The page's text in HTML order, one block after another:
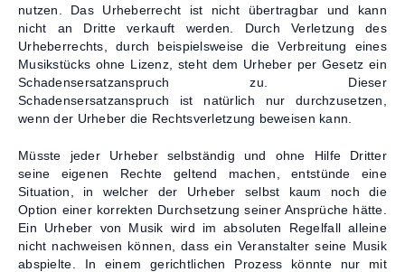
nutzen. Das Urheberrecht ist nicht übertragbar und kann
nicht an Dritte verkauft werden. Durch Verletzung des
Urheberrechts, durch beispielsweise die Verbreitung eines
Musikstücks ohne Lizenz, steht dem Urheber per Gesetz ein
Schadensersatzanspruch zu. Dieser
Schadensersatzanspruch ist natürlich nur durchzusetzen,
wenn der Urheber die Rechtsverletzung beweisen kann.
Müsste jeder Urheber selbständig und ohne Hilfe Dritter
seine eigenen Rechte geltend machen, entstünde eine
Situation, in welcher der Urheber selbst kaum noch die
Option einer korrekten Durchsetzung seiner Ansprüche hätte.
Ein Urheber von Musik wird im absoluten Regelfall alleine
nicht nachweisen können, dass ein Veranstalter seine Musik
abspielte. In einem gerichtlichen Prozess könnte nur mit